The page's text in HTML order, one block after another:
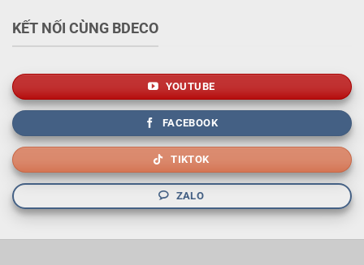
KẾT NỐI CÙNG BDECO
YOUTUBE
FACEBOOK
TIKTOK
ZALO